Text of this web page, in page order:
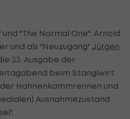
"The Normal One": Arnold
und als "Neuzugang" Jürgen
33. Ausgabe der
beim Stanglwirt
Hahnenkammrennen und
Ausnahmezustand